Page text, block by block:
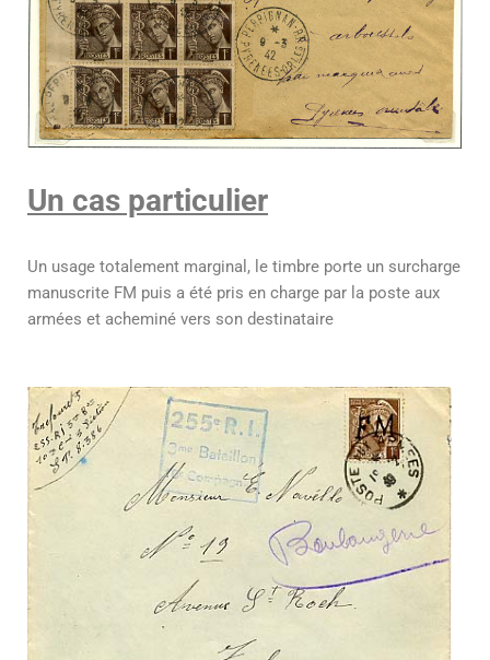
Un cas particulier
Un usage totalement marginal, le timbre porte un surcharge
manuscrite FM puis a été pris en charge par la poste aux
armées et acheminé vers son destinataire